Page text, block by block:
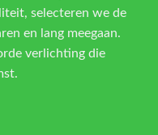
selecteren we de
en lang meegaan.
verlichting die